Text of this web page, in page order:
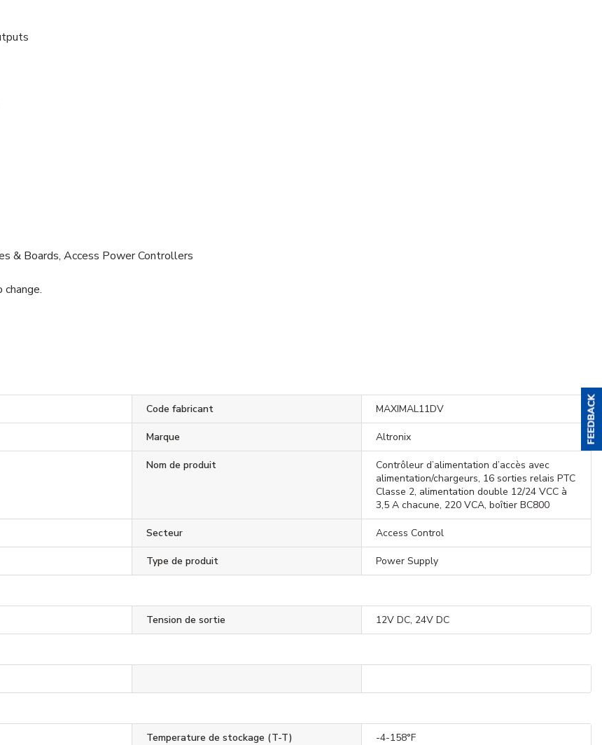
& Boards, Access Power Controllers
Code fabricant MAXIMAL11DV
Marque Altronix
Nom de produit
Contrôleur d’alimentation d’accès avec
alimentation/chargeurs, 16 sorties relais PTC
Classe 2, alimentation double 12/24 VCC à
3,5 A chacune, 220 VCA, boîtier BC800
Secteur Access Control
Type de produit Power Supply
Tension de sortie 12V DC, 24V DC
Temperature de stockage (T-T) -4-158°F